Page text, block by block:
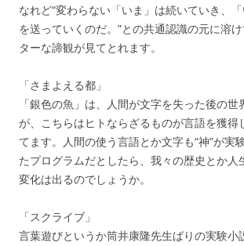
なれど“変わらない「いま」は続いていき、
を送っていくのだ。”との共通認識の元に溶
ターな諦観が見てとれます。
「さまよえる都」
「銀色の魚」は、人間が文字を失った後の世
が、こちらはヒトならざるものが言語を獲得
てます。人間の使う言語とか文字も“神”が実
たプログラムだとしたら、我々の歴史とか人
変化は出るのでしょうか。
「スクライブ」
言葉遊びというか筒井康隆先生ばりの実験小